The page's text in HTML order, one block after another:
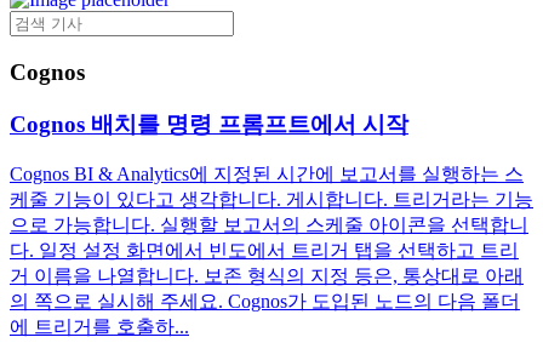
Cognos
Cognos 배치를 명령 프롬프트에서 시작
Cognos BI & Analytics에 지정된 시간에 보고서를 실행하는 스
케줄 기능이 있다고 생각합니다. 게시합니다. 트리거라는 기능
으로 가능합니다. 실행할 보고서의 스케줄 아이콘을 선택합니
다. 일정 설정 화면에서 빈도에서 트리거 탭을 선택하고 트리
거 이름을 나열합니다. 보존 형식의 지정 등은, 통상대로 아래
의 쪽으로 실시해 주세요. Cognos가 도입된 노드의 다음 폴더
에 트리거를 호출하...